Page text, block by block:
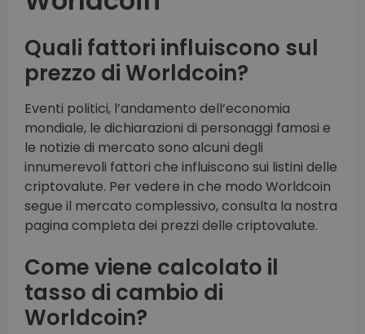
Quali fattori influiscono sul
prezzo di Worldcoin?
Eventi politici, l’andamento dell’economia
mondiale, le dichiarazioni di personaggi famosi e
le notizie di mercato sono alcuni degli
innumerevoli fattori che influiscono sui listini delle
criptovalute. Per vedere in che modo Worldcoin
segue il mercato complessivo, consulta la nostra
pagina completa dei prezzi delle criptovalute.
Come viene calcolato il
tasso di cambio di
Worldcoin?